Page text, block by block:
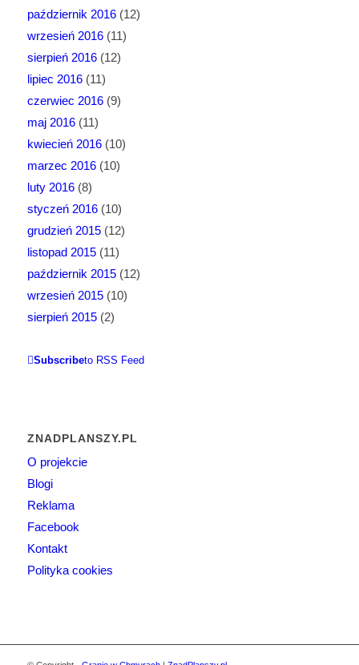
październik 2016(12)
wrzesień 2016(11)
sierpień 2016(12)
lipiec 2016(11)
czerwiec 2016(9)
maj 2016(11)
kwiecień 2016(10)
marzec 2016(10)
luty 2016(8)
styczeń 2016(10)
grudzień 2015(12)
listopad 2015(11)
październik 2015(12)
wrzesień 2015(10)
sierpień 2015(2)
Subscribeto RSS Feed
ZNADPLANSZY.PL
O projekcie
Blogi
Reklama
Facebook
Kontakt
Polityka cookies